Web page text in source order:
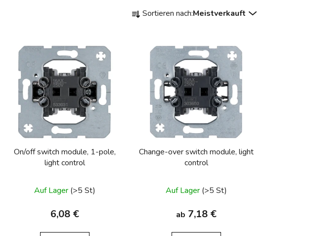
r Sortieren nach:Meistverkauft
On/off switch module, 1-pole,
light control
Auf Lager (>5 St)
6,08 €
Change-over switch module, light
control
Auf Lager (>5 St)
ab 7,18 €